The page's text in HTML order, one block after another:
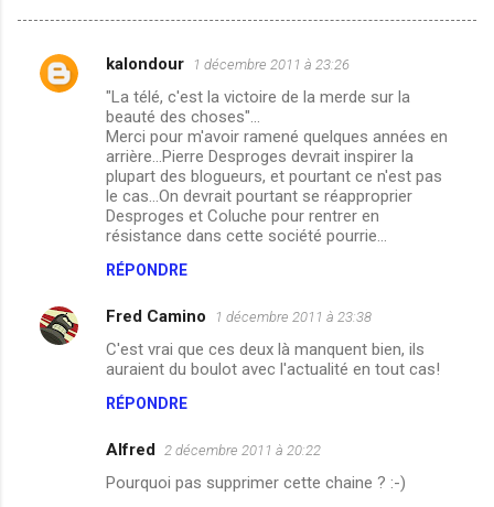
C
i
kalondour 1 décembre 2011 à 23:26
"La télé, c'est la victoire de la merde sur la
beauté des choses"...
Merci pour m'avoir ramené quelques années en
arrière...Pierre Desproges devrait inspirer la
plupart des blogueurs, et pourtant ce n'est pas
le cas...On devrait pourtant se réapproprier
Desproges et Coluche pour rentrer en
résistance dans cette société pourrie...
RÉPONDRE
Fred Camino 1 décembre 2011 à 23:38
C'est vrai que ces deux là manquent bien, ils
auraient du boulot avec l'actualité en tout cas!
RÉPONDRE
Alfred 2 décembre 2011 à 20:22
Pourquoi pas supprimer cette chaine ? :-)